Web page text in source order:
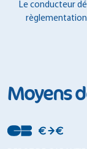
Le conducteur
règlementation
Moyens